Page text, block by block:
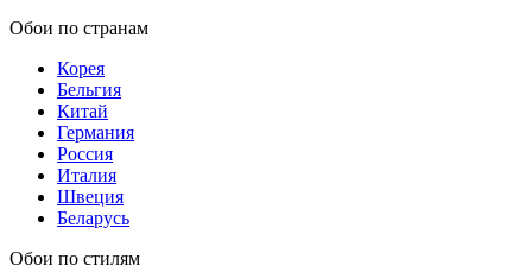
Обои по странам
Корея
Бельгия
Китай
Германия
Россия
Италия
Швеция
Беларусь
Обои по стилям